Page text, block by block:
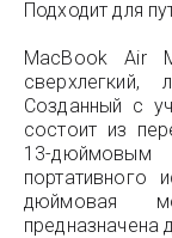
Подходит для
MacBook Air
Созданный с
состоит из
13-дюймовым
портативного
дюймовая
предназначена